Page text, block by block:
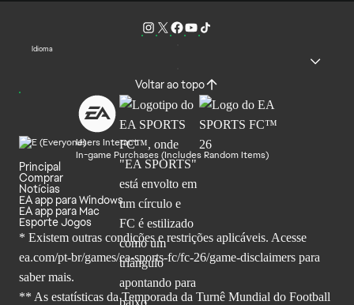
Idioma
Voltar ao topo
Users Interact
In-game Purchases (Includes Random Items)
Principal
Comprar
Notícias
EA app para Windows
EA app para Mac
Esporte Jogos
* Existem outras condições e restrições aplicáveis. Acesse
ea.com/pt-br/games/ea-sports-fc/fc-26/game-disclaimers para
saber mais.
** As estatísticas da Temporada da Turnê Mundial do Football